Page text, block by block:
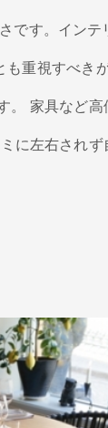
です。イン
重視すべき
。 家具など
に左右され